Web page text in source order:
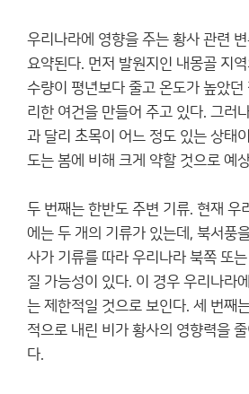
우리나라에 영향을 주는 황사 관련
요약된다. 먼저 발원지인 내몽골 지
수량이 평년보다 줄고 온도가 높았던
리한 여건을 만들어 주고 있다. 그러
과 달리 초목이 어느 정도 있는 상태
도는 봄에 비해 크게 약할 것으로 예
두 번째는 한반도 주변 기류. 현재 우
에는 두 개의 기류가 있는데, 북서풍
사가 기류를 따라 우리나라 북쪽 또
질 가능성이 있다. 이 경우 우리나라
는 제한적일 것으로 보인다. 세 번째
적으로 내린 비가 황사의 영향력을
다.